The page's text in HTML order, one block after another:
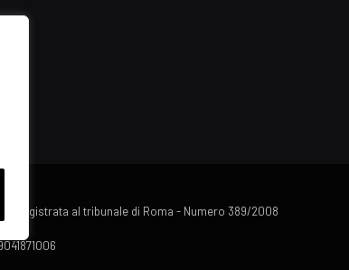
registrata al tribunale di Roma - Numero 389/2008